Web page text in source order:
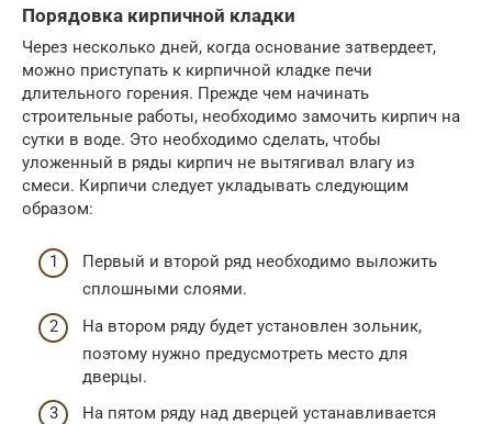
Порядовка кирпичной кладки
Через несколько дней, когда основание затвердеет,
можно приступать к кирпичной кладке печи
длительного горения. Прежде чем начинать
строительные работы, необходимо замочить кирпич на
сутки в воде. Это необходимо сделать, чтобы
уложенный в ряды кирпич не вытягивал влагу из
смеси. Кирпичи следует укладывать следующим
образом:
Первый и второй ряд необходимо выложить
сплошными слоями.
На втором ряду будет установлен зольник,
поэтому нужно предусмотреть место для
дверцы.
На пятом ряду над дверцей устанавливается